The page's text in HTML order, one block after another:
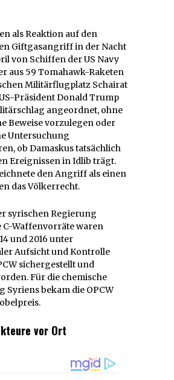
als Reaktion auf den
Giftgasangriff in der Nacht
von Schiffen der US Navy
aus 59 Tomahawk-Raketen
Militärflugplatz Schairat
Präsident Donald Trump
angeordnet, ohne
Beweise vorzulegen oder
Untersuchung
ob Damaskus tatsächlich
Ereignissen in Idlib trägt.
den Angriff als einen
das Völkerrecht.
syrischen Regierung
Waffenvorräte waren
und 2016 unter
Aufsicht und Kontrolle
sichergestellt und
Für die chemische
Syriens bekam die OPCW
vor Ort